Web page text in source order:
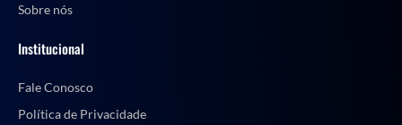
Sobre nós
Institucional
Fale Conosco
Política de Privacidade